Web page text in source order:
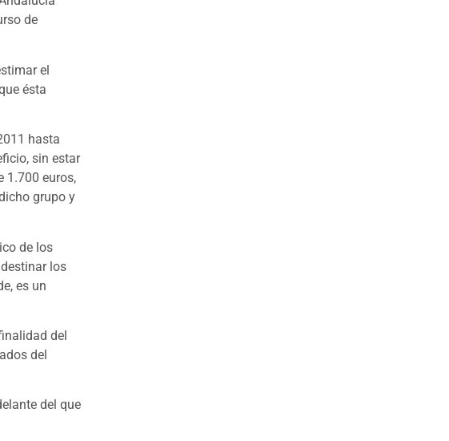
de
el
ésta
hasta
sin estar
1.700 euros,
grupo y
de los
los
es un
del
del
del que